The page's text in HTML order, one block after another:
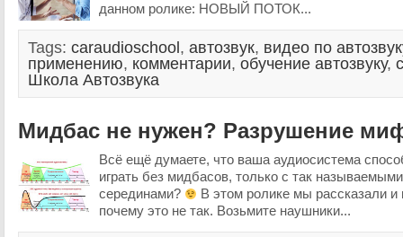
данном ролике: НОВЫЙ ПОТОК...
Tags: caraudioschool , автозвук, видео по
применению, комментарии, обучение автозвуку,
Школа Автозвука
Мидбас не нужен? Разрушение
Всё ещё думаете, что ваша аудиосистема
играть без мидбасов, только с так
серединами?
В этом ролике мы рассказали и
почему это не так. Возьмите наушники...